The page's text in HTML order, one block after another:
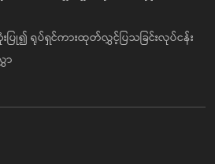
ရုပ်ရှင်ကားထုတ်လွှင့်ပြသခြင်းလုပ်ငန်း
ာ